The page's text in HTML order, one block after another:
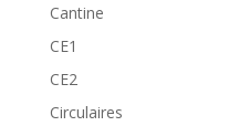
Cantine
CE1
CE2
Circulaires